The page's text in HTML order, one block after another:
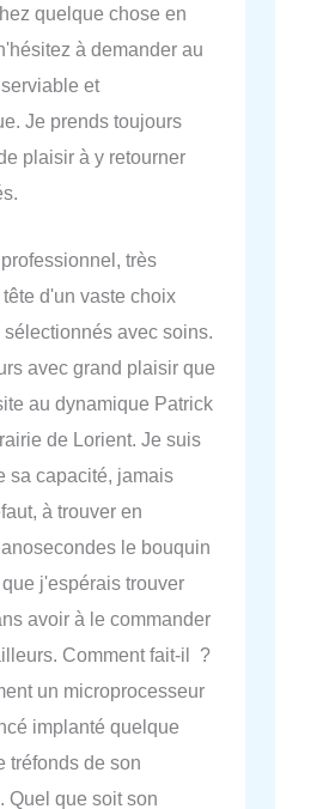
quelque chose en
à demander au
et
Je prends toujours
plaisir à y retourner
très
d'un vaste choix
avec soins.
avec grand plaisir que
au dynamique Patrick
de Lorient. Je suis
sa capacité, jamais
à trouver en
le bouquin
j'espérais trouver
avoir à le commander
Comment fait-il ?
un microprocesseur
implanté quelque
tréfonds de son
que soit son